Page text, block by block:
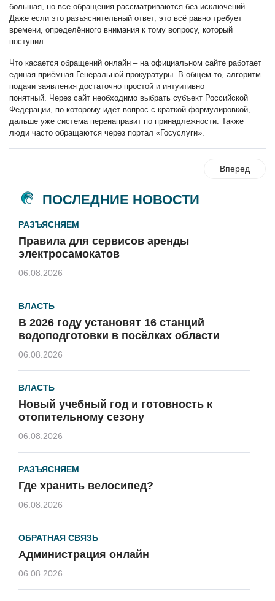
большая, но все обращения рассматриваются без исключений.
Даже если это разъяснительный ответ, это всё равно требует
времени, определённого внимания к тому вопросу, который
поступил.
Что касается обращений онлайн – на официальном сайте работает
единая приёмная Генеральной прокуратуры. В общем-то, алгоритм
подачи заявления достаточно простой и интуитивно
понятный. Через сайт необходимо выбрать субъект Российской
Федерации, по которому идёт вопрос с краткой формулировкой,
дальше уже система перенаправит по принадлежности. Также
люди часто обращаются через портал «Госуслуги».
Вперед
ПОСЛЕДНИЕ НОВОСТИ
РАЗЪЯСНЯЕМ
Правила для сервисов аренды
электросамокатов
06.08.2026
ВЛАСТЬ
В 2026 году установят 16 станций
водоподготовки в посёлках области
06.08.2026
ВЛАСТЬ
Новый учебный год и готовность к
отопительному сезону
06.08.2026
РАЗЪЯСНЯЕМ
Где хранить велосипед?
06.08.2026
ОБРАТНАЯ СВЯЗЬ
Администрация онлайн
06.08.2026